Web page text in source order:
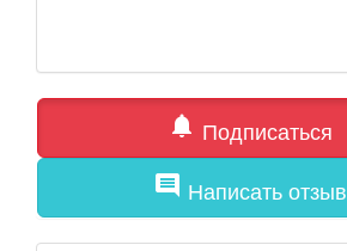
notifications Подписаться
comment Написать отзыв